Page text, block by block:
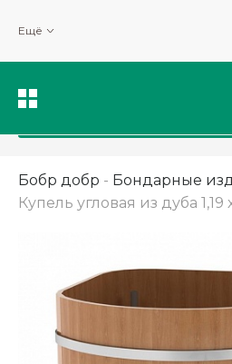
Ещё
Бобр добр - Бондарные
Купель угловая из дуба 1,19 х
Мы используем файлы cookie и
для получения данных с целью
качества рекомендаций и
персонализированного